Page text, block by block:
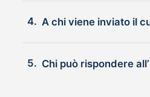
4. A chi viene inviato il
5. Chi può rispondere